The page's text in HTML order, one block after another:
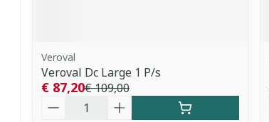
Veroval
Veroval Dc Large 1 P/s
€ 109,00
€ 87,20